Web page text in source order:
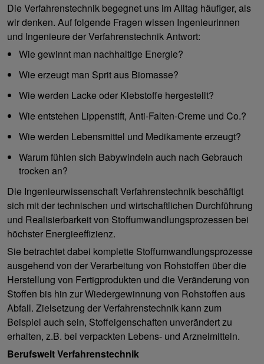
Die Verfahrenstechnik begegnet uns im Alltag häufiger, als
wir denken. Auf folgende Fragen wissen Ingenieurinnen
und Ingenieure der Verfahrenstechnik Antwort:
Wie gewinnt man nachhaltige Energie?
Wie erzeugt man Sprit aus Biomasse?
Wie werden Lacke oder Klebstoffe hergestellt?
Wie entstehen Lippenstift, Anti-Falten-Creme und Co.?
Wie werden Lebensmittel und Medikamente erzeugt?
Warum fühlen sich Babywindeln auch nach Gebrauch
trocken an?
Die Ingenieurwissenschaft Verfahrenstechnik beschäftigt
sich mit der technischen und wirtschaftlichen Durchführung
und Realisierbarkeit von Stoffumwandlungsprozessen bei
höchster Energieeffizienz.
Sie betrachtet dabei komplette Stoffumwandlungsprozesse
ausgehend von der Verarbeitung von Rohstoffen über die
Herstellung von Fertigprodukten und die Veränderung von
Stoffen bis hin zur Wiedergewinnung von Rohstoffen aus
Abfall. Zielsetzung der Verfahrenstechnik kann zum
Beispiel auch sein, Stoffeigenschaften unverändert zu
erhalten, z.B. bei verpackten Lebens- und Arzneimitteln.
Berufswelt Verfahrenstechnik